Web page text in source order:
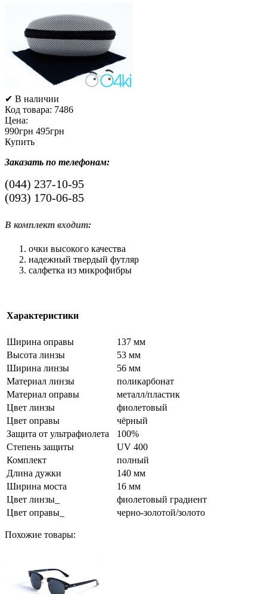
✔ В наличии
Код товара: 7486
Цена:
990грн 495грн
Купить
Заказать по телефонам:
(044) 237-10-95
(093) 170-06-85
В комплект входит:
очки высокого качества
надежный твердый футляр
салфетка из микрофибры
Характеристики
Ширина оправы
137 мм
Высота линзы
53 мм
Ширина линзы
56 мм
Материал линзы
поликарбонат
Материал оправы
металл/пластик
Цвет линзы
фиолетовый
Цвет оправы
чёрный
Защита от ультрафиолета
100%
Степень защиты
UV 400
Комплект
полный
Длина дужки
140 мм
Ширина моста
16 мм
Цвет линзы_
фиолетовый градиент
Цвет оправы_
черно-золотой/золото
Похожие товары: